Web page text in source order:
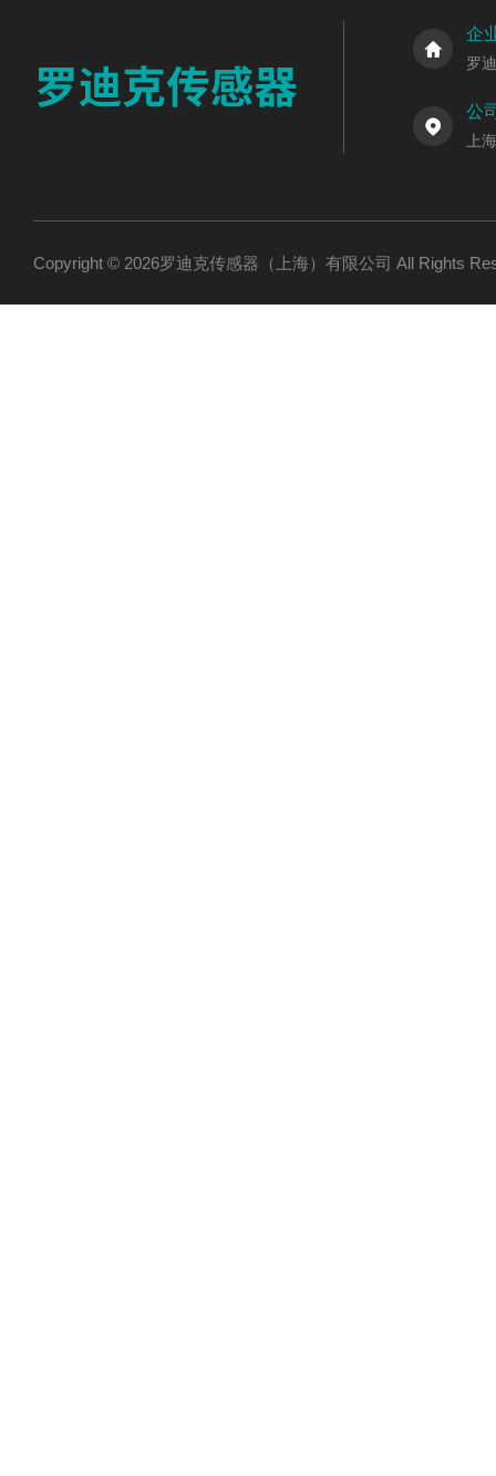
企
罗
公
上
Copyright © 2026罗迪克传感器（上海）有限公司 All Rights